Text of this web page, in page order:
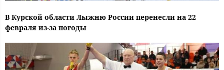
В Курской области Лыжню России перенесли на 22
февраля из-за погоды